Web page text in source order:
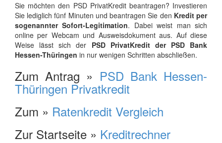
Sie möchten den PSD PrivatKredit beantragen? Investieren
Sie lediglich fünf Minuten und beantragen Sie den Kredit per
sogenannter Sofort-Legitimation. Dabei weist man sich
online per Webcam und Ausweisdokument aus. Auf diese
Weise lässt sich der PSD PrivatKredit der PSD Bank
Hessen-Thüringen in nur wenigen Schritten abschließen.
Zum Antrag » PSD Bank Hessen-
Thüringen Privatkredit
Zum » Ratenkredit Vergleich
Zur Startseite » Kreditrechner